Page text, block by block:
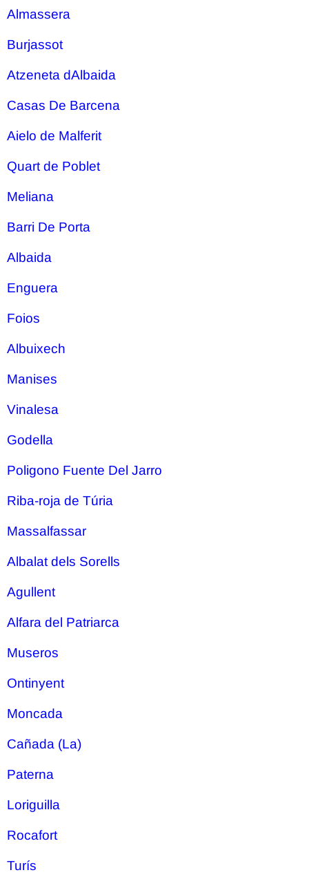
Almassera
Burjassot
Atzeneta dAlbaida
Casas De Barcena
Aielo de Malferit
Quart de Poblet
Meliana
Barri De Porta
Albaida
Enguera
Foios
Albuixech
Manises
Vinalesa
Godella
Poligono Fuente Del Jarro
Riba-roja de Túria
Massalfassar
Albalat dels Sorells
Agullent
Alfara del Patriarca
Museros
Ontinyent
Moncada
Cañada (La)
Paterna
Loriguilla
Rocafort
Turís